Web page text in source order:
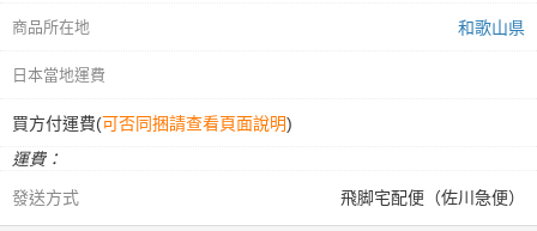
商品所在地 和歌山県
日本當地運費
買方付運費(可否同捆請查看頁面說明)
運費：
發送方式
飛脚宅配便（佐川急便）